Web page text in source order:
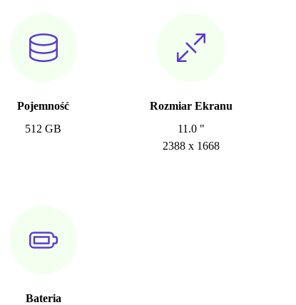
Pojemność
512 GB
Rozmiar Ekranu
11.0 "
2388 x 1668
Bateria